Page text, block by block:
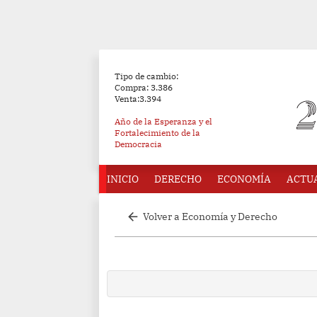
Tipo de cambio:
Compra: 3.386
Venta:3.394
Año de la Esperanza y el
Fortalecimiento de la
Democracia
INICIO DERECHO ECONOMÍA
arrow_back Volver a Economía y Derecho